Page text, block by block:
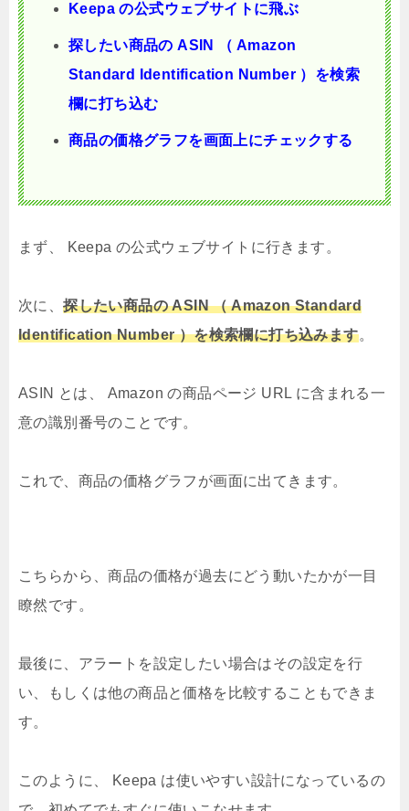
Keepa の公式ウェブサイトに飛ぶ
探したい商品の ASIN （ Amazon
Standard Identification Number ）を検索
欄に打ち込む
商品の価格グラフを画面上にチェックする
まず、 Keepa の公式ウェブサイトに行きます。
次に、探したい商品の ASIN （ Amazon Standard
Identification Number ）を検索欄に打ち込みます。
ASIN とは、 Amazon の商品ページ URL に含まれる一
意の識別番号のことです。
これで、商品の価格グラフが画面に出てきます。
こちらから、商品の価格が過去にどう動いたかが一目
瞭然です。
最後に、アラートを設定したい場合はその設定を行
い、もしくは他の商品と価格を比較することもできま
す。
このように、 Keepa は使いやすい設計になっているの